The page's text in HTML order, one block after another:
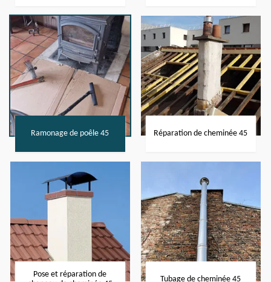
Ramonage de poêle 45 Réparation de cheminée 45
Pose et réparation de
Tubage de cheminée 45